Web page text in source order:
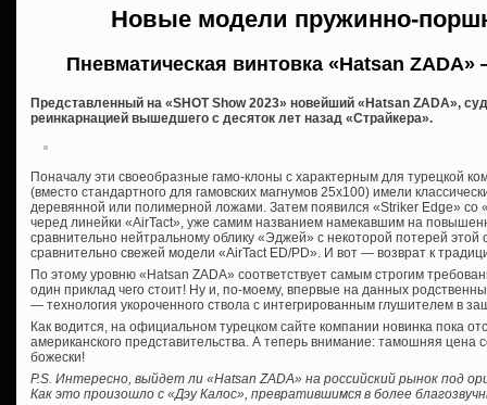
Новые модели пружинно-
Пневматическая винтовка «Hatsan
Представленный на «SHOT Show 2023» новейший «Hatsan ZADA»,
реинкарнацией вышедшего с десяток лет назад «Страйкера».
Поначалу эти своеобразные гамо-клоны с характерным для турецкой
(вместо стандартного для гамовских магнумов 25х100) имели
деревянной или полимерной ложами. Затем появился «Striker Edge»
черед линейки «AirTact», уже самим названием намекавшим на
сравнительно нейтральному облику «Эджей» с некоторой потерей этой
сравнительно свежей модели «AirTact ED/PD». И вот — возврат к
По этому уровню «Hatsan ZADA» соответствует самым строгим
один приклад чего стоит! Ну и, по-моему, впервые на данных
— технология укороченного ствола с интегрированным глушителем в
Как водится, на официальном турецком сайте компании новинка пока
американского представительства. А теперь внимание: тамошняя цена
божески!
P.S. Интересно, выйдет ли «Hatsan ZADA» на российский рынок под
Как это произошло с «Дэу Калос», превратившимся в более